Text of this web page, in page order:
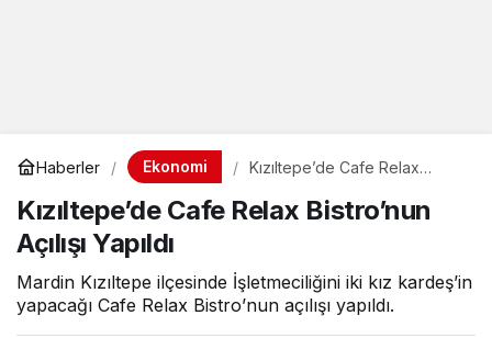
Haberler Ekonomi
Kızıltepe’de Cafe Relax
Kızıltepe’de Cafe Relax Bistro’nun
Açılışı Yapıldı
Mardin Kızıltepe ilçesinde İşletmeciliğini iki kız kardeş’in
yapacağı Cafe Relax Bistro’nun açılışı yapıldı.